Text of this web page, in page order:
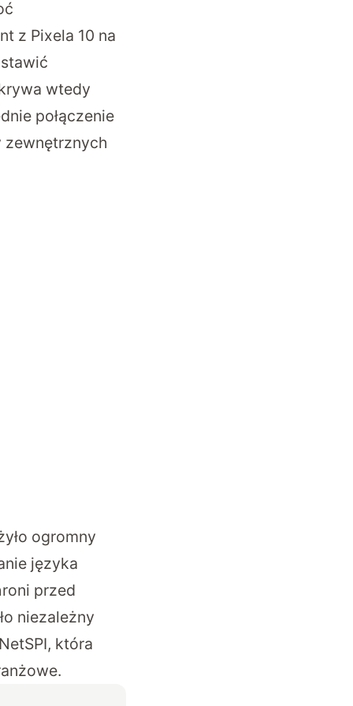
z Pixela 10 na
wtedy
połączenie
zewnętrznych
ogromny
języka
przed
niezależny
która